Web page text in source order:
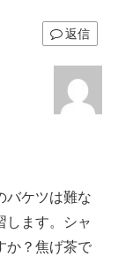
返信
バケツは難な
します。シャ
か？焦げ茶で